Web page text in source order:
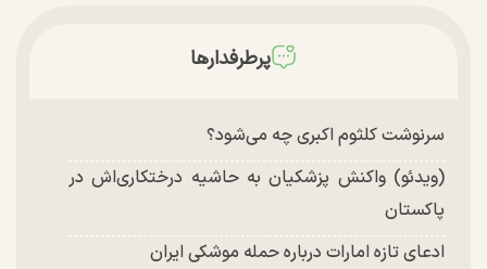
پرطرفدارها
سرنوشت کلثوم اکبری چه می‌شود؟
(ویدئو) واکنش پزشکیان به حاشیه درختکاری‌اش در
پاکستان
ادعای تازه امارات درباره حمله موشکی ایران